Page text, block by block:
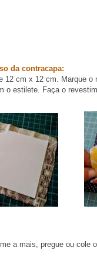
da contracapa:
12 cm x 12 cm. Marque
o estilete. Faça o
a mais, pregue ou cole